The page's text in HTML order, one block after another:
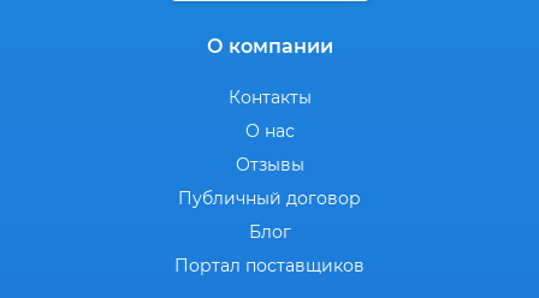
О компании
Контакты
О нас
Отзывы
Публичный договор
Блог
Портал поставщиков